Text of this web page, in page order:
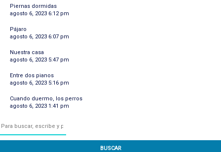
Piernas dormidas
agosto 6, 2023 6:12 pm
Pájaro
agosto 6, 2023 6:07 pm
Nuestra casa
agosto 6, 2023 5:47 pm
Entre dos pianos
agosto 6, 2023 5:16 pm
Cuando duermo, los perros
agosto 6, 2023 1:41 pm
BUSCAR